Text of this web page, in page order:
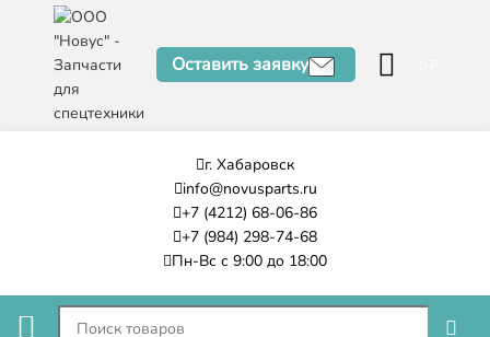
Оставить заявку
г. Хабаровск
info@novusparts.ru
+7 (4212) 68-06-86
+7 (984) 298-74-68
Пн-Вс с 9:00 до 18:00